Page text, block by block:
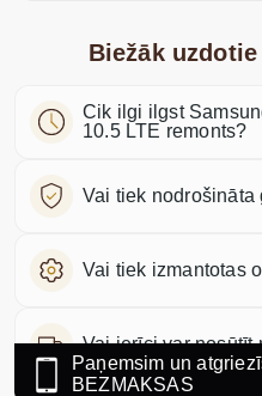
Biežāk
Cik ilgi ilgst
10.5 LTE remonts?
Vai tiek nodrošināta
Vai tiek izmantotas
Vai ierīci var nosūtīt
Paņemsim un
BEZMAKSAS